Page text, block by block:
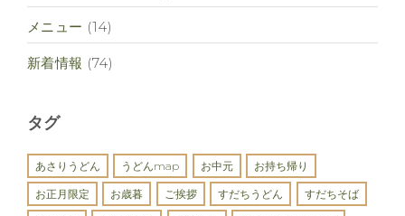
メニュー (14)
新着情報 (74)
タグ
あさりうどん うどんmap お中元 お持ち帰り
お正月限定 お歳暮 ご挨拶 すだちうどん すだちそば